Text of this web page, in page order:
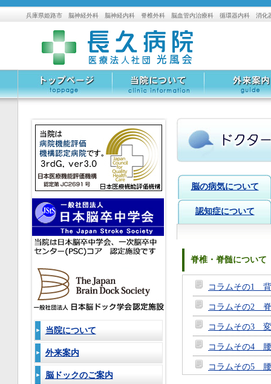
兵庫県姫路市 脳神経外科 脳神経内科 脊椎外科 脳血管内治療科 循環器内科 消
当院について
外来案内
脳ドックのご案内
脳の病気について
認知症について
脊椎・脊髄について
コラムその1
コラムその2
コラムその3
コラムその4
コラムその5